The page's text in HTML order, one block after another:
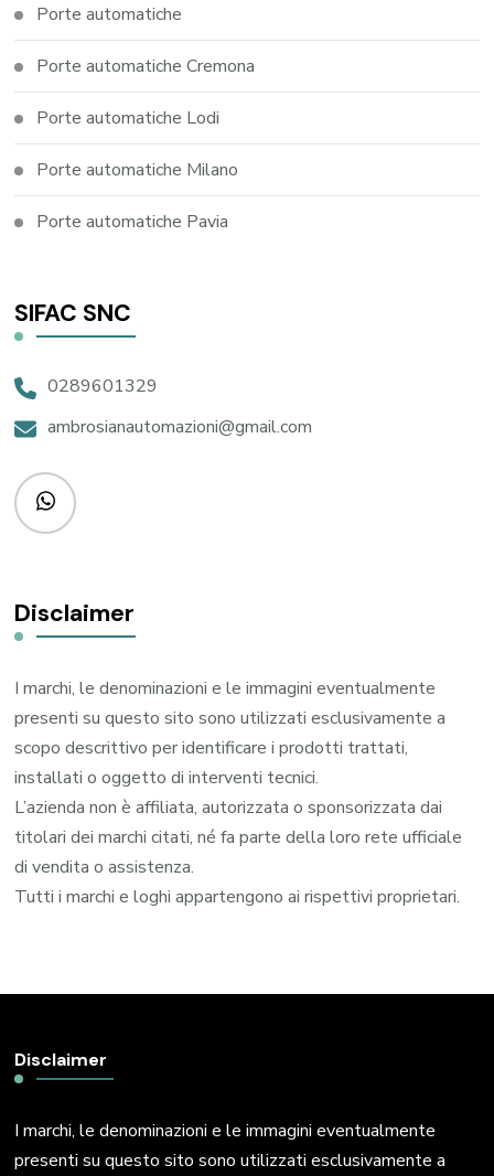
Porte automatiche
Porte automatiche Cremona
Porte automatiche Lodi
Porte automatiche Milano
Porte automatiche Pavia
SIFAC SNC
0289601329
ambrosianautomazioni@gmail.com
Disclaimer
I marchi, le denominazioni e le immagini eventualmente
presenti su questo sito sono utilizzati esclusivamente a
scopo descrittivo per identificare i prodotti trattati,
installati o oggetto di interventi tecnici.
L’azienda non è affiliata, autorizzata o sponsorizzata dai
titolari dei marchi citati, né fa parte della loro rete ufficiale
di vendita o assistenza.
Tutti i marchi e loghi appartengono ai rispettivi proprietari.
Disclaimer
I marchi, le denominazioni e le immagini eventualmente
presenti su questo sito sono utilizzati esclusivamente a